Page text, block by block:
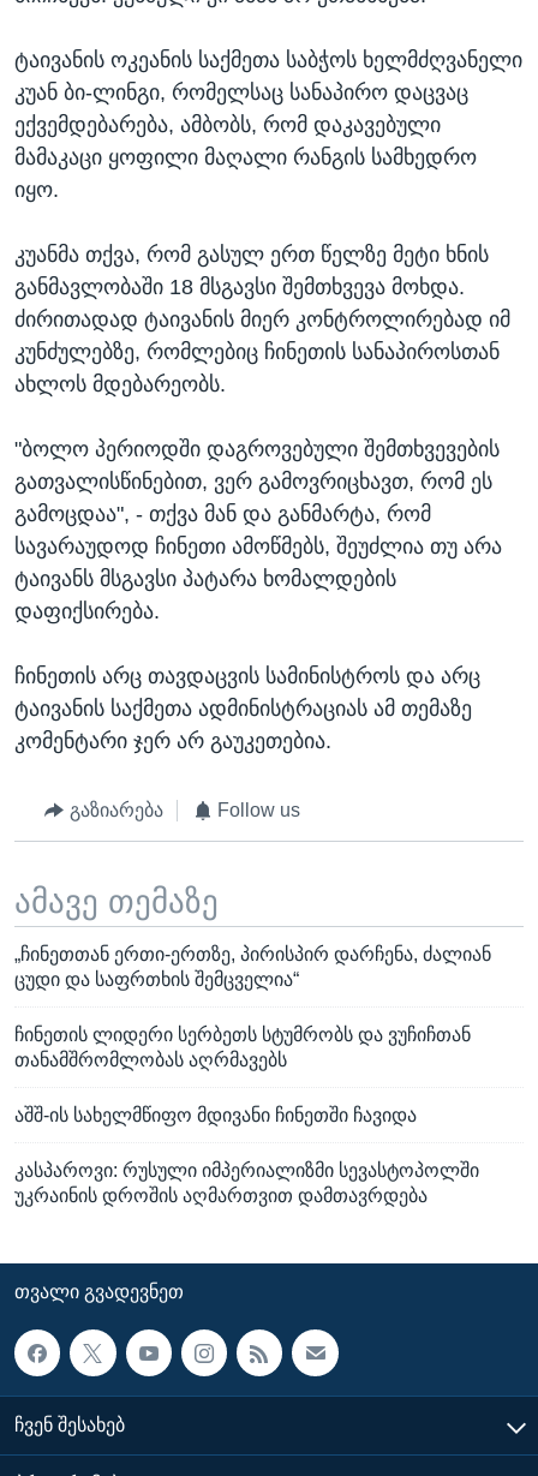
ტაივანის ოკეანის საქმეთა საბჭოს ხელმძღვანელი
კუან ბი-ლინგი, რომელსაც სანაპირო დაცვაც
ექვემდებარება, ამბობს, რომ დაკავებული
მამაკაცი ყოფილი მაღალი რანგის სამხედრო
იყო.
კუანმა თქვა, რომ გასულ ერთ წელზე მეტი ხნის
განმავლობაში 18 მსგავსი შემთხვევა მოხდა.
ძირითადად ტაივანის მიერ კონტროლირებად იმ
კუნძულებზე, რომლებიც ჩინეთის სანაპიროსთან
ახლოს მდებარეობს.
"ბოლო პერიოდში დაგროვებული შემთხვევების
გათვალისწინებით, ვერ გამოვრიცხავთ, რომ ეს
გამოცდაა", - თქვა მან და განმარტა, რომ
სავარაუდოდ ჩინეთი ამოწმებს, შეუძლია თუ არა
ტაივანს მსგავსი პატარა ხომალდების
დაფიქსირება.
ჩინეთის არც თავდაცვის სამინისტროს და არც
ტაივანის საქმეთა ადმინისტრაციას ამ თემაზე
კომენტარი ჯერ არ გაუკეთებია.
გაზიარება Follow us
ამავე თემაზე
„ჩინეთთან ერთი-ერთზე, პირისპირ დარჩენა, ძალიან
ცუდი და საფრთხის შემცველია“
ჩინეთის ლიდერი სერბეთს სტუმრობს და ვუჩიჩთან
თანამშრომლობას აღრმავებს
აშშ-ის სახელმწიფო მდივანი ჩინეთში ჩავიდა
კასპაროვი: რუსული იმპერიალიზმი სევასტოპოლში
უკრაინის დროშის აღმართვით დამთავრდება
ᲗᲕᲐᲚᲘ ᲒᲕᲐᲓᲔᲕᲜᲔᲗ
ᲩᲕᲔᲜ ᲨᲔᲡᲐᲮᲔᲑ